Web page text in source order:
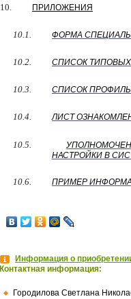
10. ПРИЛОЖЕНИЯ
10.1. ФОРМА
10.2. СПИСОК
10.3. СПИСОК
10.4. ЛИСТ
10.5.
НАСТРОЙКИ В
10.6. ПРИМЕР
Информация о
Контактная информация:
Городилова Светлана